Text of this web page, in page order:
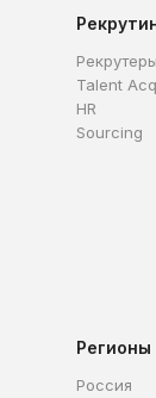
Рекрутеры
Talent
HR
Sourcing
Регионы
Россия